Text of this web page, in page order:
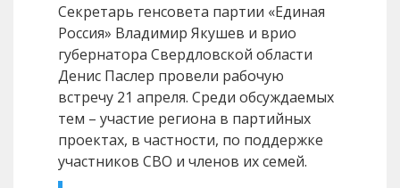
Секретарь генсовета партии «Единая
Россия» Владимир Якушев и врио
губернатора Свердловской области
Денис Паслер провели рабочую
встречу 21 апреля. Среди обсуждаемых
тем – участие региона в партийных
проектах, в частности, по поддержке
участников СВО и членов их семей.